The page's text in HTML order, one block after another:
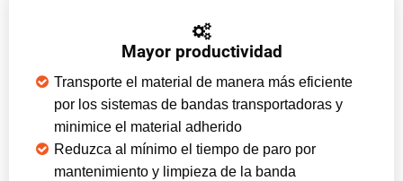
Mayor productividad
Transporte el material de manera más eficiente
por los sistemas de bandas transportadoras y
minimice el material adherido
Reduzca al mínimo el tiempo de paro por
mantenimiento y limpieza de la banda